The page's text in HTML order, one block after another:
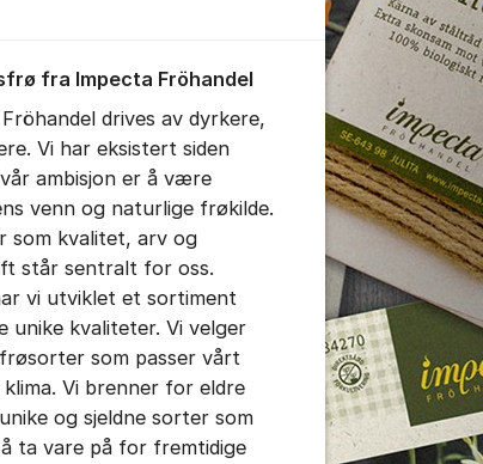
fra Impecta Fröhandel
drives av dyrkere,
Vi har eksistert siden
ambisjon er å være
venn og naturlige frøkilde.
som kvalitet, arv og
står sentralt for oss.
vi utviklet et sortiment
unike kvaliteter. Vi velger
som passer vårt
klima. Vi brenner for eldre
og sjeldne sorter som
ta vare på for fremtidige